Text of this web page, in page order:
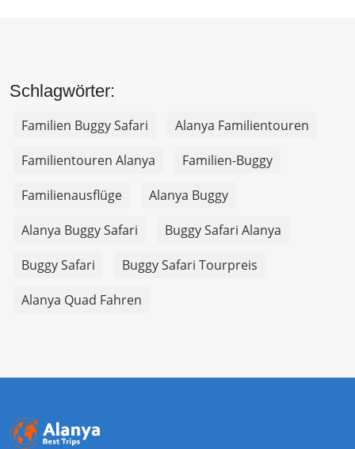
Schlagwörter:
Familien Buggy Safari
Alanya Familientouren
Familientouren Alanya
Familien-Buggy
Familienausflüge
Alanya Buggy
Alanya Buggy Safari
Buggy Safari Alanya
Buggy Safari
Buggy Safari Tourpreis
Alanya Quad Fahren